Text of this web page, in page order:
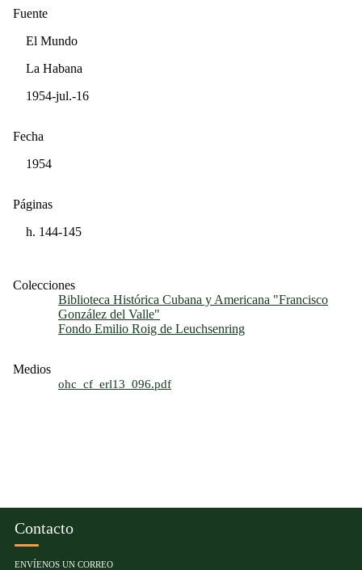
Fuente
El Mundo
La Habana
1954-jul.-16
Fecha
1954
Páginas
h. 144-145
Colecciones
Biblioteca Histórica Cubana y Americana "Francisco
González del Valle"
Fondo Emilio Roig de Leuchsenring
Medios
ohc_cf_erl13_096.pdf
Contacto
ENVÍENOS UN CORREO